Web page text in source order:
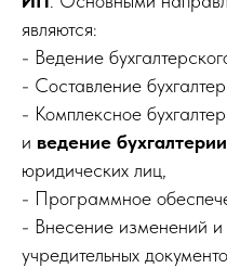
являются:
- Ведение
- Составление
- Комплексное
и ведение
юридических лиц,
- Программное
- Внесение изменений и
учредительных